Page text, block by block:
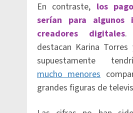
En contraste, los
serían para algunos
creadores digitales.
destacan Karina Torres
supuestamente
mucho menores
grandes figuras de